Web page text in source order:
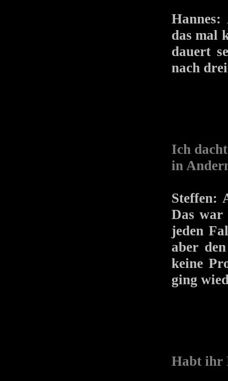
das mal
dauert
nach
Ich
in
Steffen:
Das war
jeden
aber
keine
ging
Habt ihr